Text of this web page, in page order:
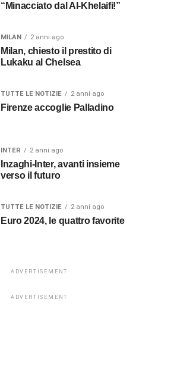
“Minacciato dal Al-Khelaifi!”
MILAN 2 anni ago
Milan, chiesto il prestito di
Lukaku al Chelsea
TUTTE LE NOTIZIE 2 anni ago
Firenze accoglie Palladino
INTER 2 anni ago
Inzaghi-Inter, avanti insieme
verso il futuro
TUTTE LE NOTIZIE 2 anni ago
Euro 2024, le quattro favorite
ADVERTISEMENT
ADVERTISEMENT